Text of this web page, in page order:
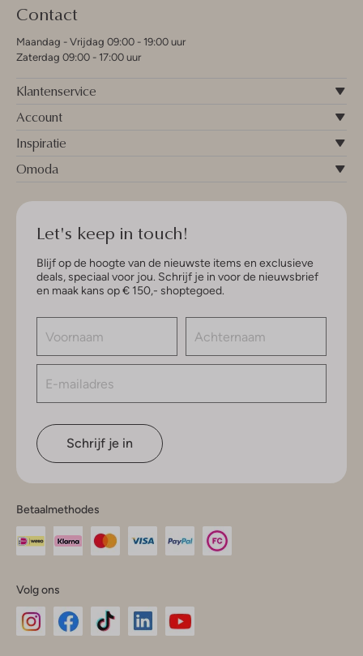
Contact
Maandag - Vrijdag 09:00 - 19:00 uur
Zaterdag 09:00 - 17:00 uur
Klantenservice
Account
Inspiratie
Omoda
Let's keep in touch!
Blijf op de hoogte van de nieuwste items en exclusieve
deals, speciaal voor jou. Schrijf je in voor de nieuwsbrief
en maak kans op € 150,- shoptegoed.
Schrijf je in
Betaalmethodes
Volg ons